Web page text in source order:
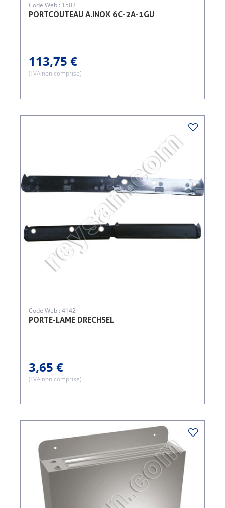
PORTCOUTEAU A.INOX 6C-2A-1GU
Code Web : 1503
113,75 €
(TVA non comprise)
PORTE-LAME DRECHSEL
Code Web : 4142
3,65 €
(TVA non comprise)